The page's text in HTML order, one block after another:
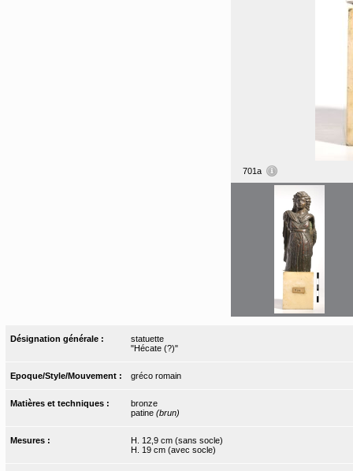
701a
Désignation générale :
statuette
"Hécate (?)"
Epoque/Style/Mouvement : gréco romain
Matières et techniques :
bronze
patine (brun)
Mesures :
H. 12,9 cm (sans socle)
H. 19 cm (avec socle)